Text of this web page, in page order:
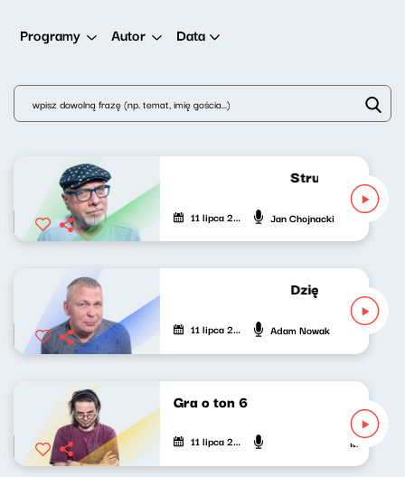
Programy Autor Data
Strumień
11 lipca 2022 Jan Chojnacki
Dziękuję za
11 lipca 2022 Adam Nowak
Gra o ton 6
11 lipca 2022 Marcin